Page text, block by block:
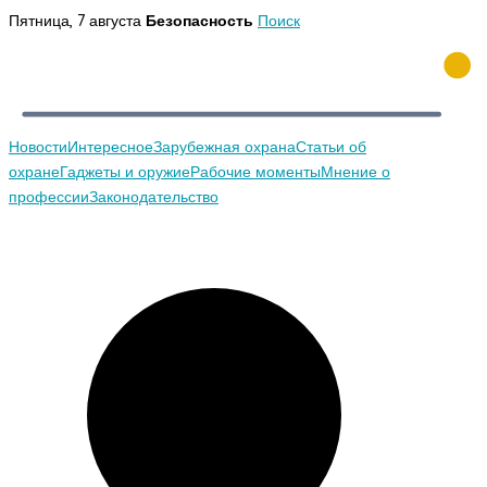
Перейти
Пятница, 7 августа Безопасность Поиск
НовостиИнтересноеЗарубежная охранаСтатьи об
охранеГаджеты и оружиеРабочие моментыМнение о
профессииЗаконодательство